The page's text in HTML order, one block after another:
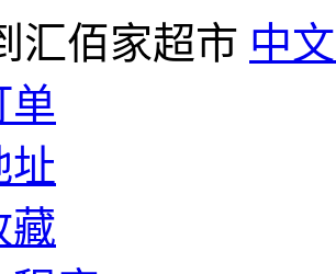
汇佰家超市 中
单
址
藏